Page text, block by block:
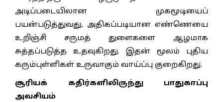
அடிப்படையிலான முகமூடியைப்
பயன்படுத்துவது, அதிகப்படியான எண்ணெயை
உறிஞ்சி சருமத் துளைகளை ஆழமாக
சுத்தப்படுத்த உதவுகிறது. இதன் மூலம் புதிய
கரும்புள்ளிகள் உருவாகும் வாய்ப்பு குறைகிறது.
சூரியக் கதிர்களிலிருந்து பாதுகாப்பு
அவசியம்